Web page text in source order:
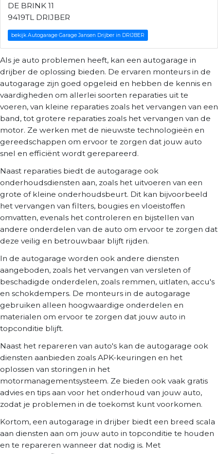
DE BRINK 11
9419TL DRIJBER
bekijk Autogarage Garage Jansen Drijber in DRIJBER
Als je auto problemen heeft, kan een autogarage in
drijber de oplossing bieden. De ervaren monteurs in de
autogarage zijn goed opgeleid en hebben de kennis en
vaardigheden om allerlei soorten reparaties uit te
voeren, van kleine reparaties zoals het vervangen van een
band, tot grotere reparaties zoals het vervangen van de
motor. Ze werken met de nieuwste technologieën en
gereedschappen om ervoor te zorgen dat jouw auto
snel en efficiënt wordt gerepareerd.
Naast reparaties biedt de autogarage ook
onderhoudsdiensten aan, zoals het uitvoeren van een
grote of kleine onderhoudsbeurt. Dit kan bijvoorbeeld
het vervangen van filters, bougies en vloeistoffen
omvatten, evenals het controleren en bijstellen van
andere onderdelen van de auto om ervoor te zorgen dat
deze veilig en betrouwbaar blijft rijden.
In de autogarage worden ook andere diensten
aangeboden, zoals het vervangen van versleten of
beschadigde onderdelen, zoals remmen, uitlaten, accu's
en schokdempers. De monteurs in de autogarage
gebruiken alleen hoogwaardige onderdelen en
materialen om ervoor te zorgen dat jouw auto in
topconditie blijft.
Naast het repareren van auto's kan de autogarage ook
diensten aanbieden zoals APK-keuringen en het
oplossen van storingen in het
motormanagementsysteem. Ze bieden ook vaak gratis
advies en tips aan voor het onderhoud van jouw auto,
zodat je problemen in de toekomst kunt voorkomen.
Kortom, een autogarage in drijber biedt een breed scala
aan diensten aan om jouw auto in topconditie te houden
en te repareren wanneer dat nodig is. Met